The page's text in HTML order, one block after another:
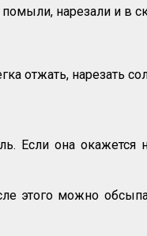
помыли, нарезали и в
отжать, нарезать
Если она окажется
этого можно